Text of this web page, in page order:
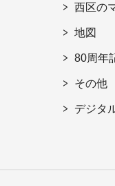
西区の
地図
80周年
その他
デジタ